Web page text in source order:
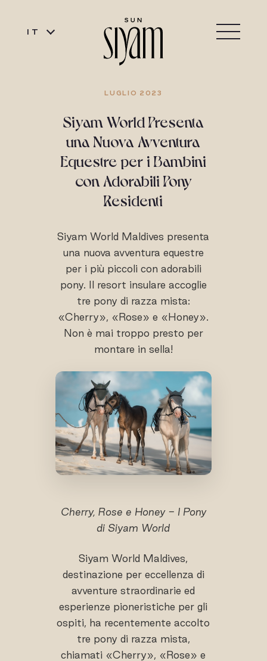
IT
LUGLIO 2023
Siyam World Presenta
una Nuova Avventura
Equestre per i Bambini
con Adorabili Pony
Residenti
Siyam World Maldives presenta
una nuova avventura equestre
per i più piccoli con adorabili
pony. Il resort insulare accoglie
tre pony di razza mista:
«Cherry», «Rose» e «Honey».
Non è mai troppo presto per
montare in sella!
Cherry, Rose e Honey - I Pony
di Siyam World
Siyam World Maldives,
destinazione per eccellenza di
avventure straordinarie ed
esperienze pioneristiche per gli
ospiti, ha recentemente accolto
tre pony di razza mista,
chiamati «Cherry», «Rose» e